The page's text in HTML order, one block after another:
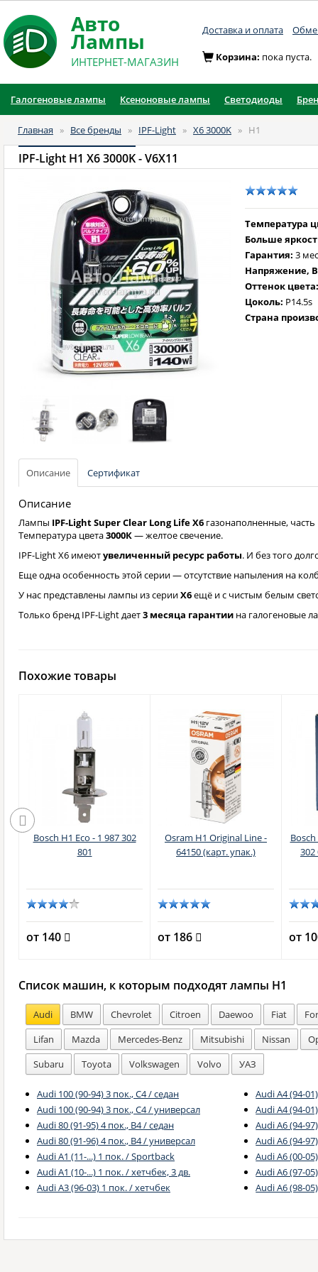
Авто
Лампы
ИНТЕРНЕТ-МАГАЗИН
Доставка и оплата
Корзина: пока пуста.
Галогеновые лампы Ксеноновые лампы Светодиоды
Главная » Все бренды » IPF-Light » X6 3000K » H1
IPF-Light H1 X6 3000K- V6X11
Температура
Больше
Гарантия: 3
Напряжение,
Оттенок
Цоколь: P14.5s
Страна
Описание Сертификат
Описание
Лампы IPF-Light Super Clear Long Life X6 газонаполненные,
Температура цвета3000К— желтое свечение.
IPF-Light X6 имеютувеличенный ресурс работы. И без того
Еще одна особенность этой серии — отсутствие напыления на
У нас представлены лампы из серииX6ещё и с чистым белым
Только бренд IPF-Light дает3 месяца гарантии на галогеновые
Похожие товары
Bosch H1 Eco - 1 987 302
801
от 140
Osram H1 Original Line -
64150 (карт. упак.)
от 186
302
от
Список машин, к которым подходят лампы H1
Audi BMW Chevrolet Citroen Daewoo Fiat
Lifan
Mazda Mercedes-Benz Mitsubishi Nissan
Subaru
Toyota Volkswagen Volvo УАЗ
Audi 100 (90-94) 3 пок., C4 / седан
Audi 100 (90-94) 3 пок., C4 / универсал
Audi 80 (91-95) 4 пок., B4 / седан
Audi 80 (91-96) 4 пок., B4 / универсал
Audi A1 (11-...) 1 пок. / Sportback
Audi A1 (10-...) 1 пок. / хетчбек, 3 дв.
Audi A3 (96-03) 1 пок. / хетчбек
Audi A4 (94-
Audi A4 (94-
Audi A6 (94-
Audi A6 (94-
Audi A6 (00-
Audi A6 (97-
Audi A6 (98-